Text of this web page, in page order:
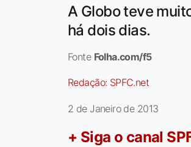
A Globo teve
há dois dias.
Fonte Folha.com/f5
Redação: SPFC.net
2 de Janeiro de 2013
+ Siga o canal